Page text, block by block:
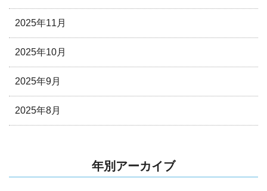
2025年11月
2025年10月
2025年9月
2025年8月
年別アーカイブ